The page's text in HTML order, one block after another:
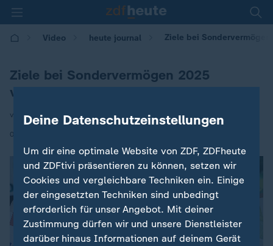
Video heute journal Ziele bei
Ziele bei Sondervermögen 2025
verpasst
von A. Stern / K. Lindner / T. Münten
01.06.2026 | 21:45
Deine Datenschutzeinstellungen
Um dir eine optimale Website von ZDF, ZDFheute
und ZDFtivi präsentieren zu können, setzen wir
Cookies und vergleichbare Techniken ein. Einige
der eingesetzten Techniken sind unbedingt
erforderlich für unser Angebot. Mit deiner
Zustimmung dürfen wir und unsere Dienstleister
darüber hinaus Informationen auf deinem Gerät